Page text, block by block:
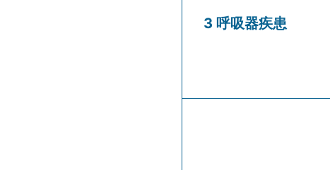
3 呼吸器疾患